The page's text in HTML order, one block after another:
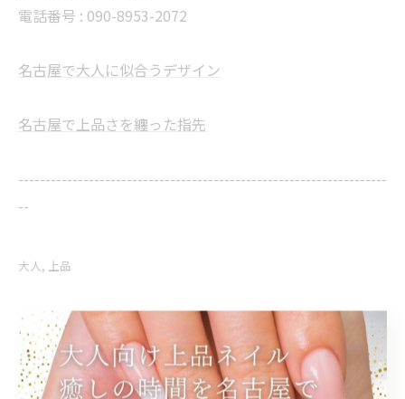
電話番号 : 090-8953-2072
名古屋で大人に似合うデザイン
名古屋で上品さを纏った指先
--------------------------------------------------------------------
--
大人 上品
< 前のページ 一覧に戻る 次のページ >